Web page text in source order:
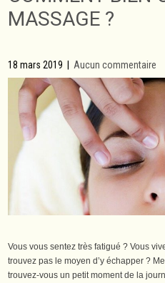
MASSAGE ?
18 mars 2019 Aucun commentaire
Vous vous sentez très fatigué ? Vous
trouvez pas le moyen d’y échapper ?
trouvez-vous un petit moment de la